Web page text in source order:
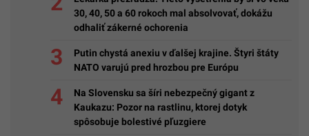
30, 40, 50 a 60 rokoch mal absolvovať, dokážu
odhaliť zákerné ochorenia
Putin chystá anexiu v ďalšej krajine. Štyri štáty
NATO varujú pred hrozbou pre Európu
Na Slovensku sa šíri nebezpečný gigant z
Kaukazu: Pozor na rastlinu, ktorej dotyk
spôsobuje bolestivé pľuzgiere